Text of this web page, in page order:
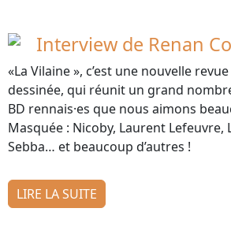
Interview de Renan
«La Vilaine », c’est une nouvelle
dessinée, qui réunit un grand nombre
BD rennais·es que nous aimons
Masquée : Nicoby, Laurent Lefeuvre,
Sebba… et beaucoup d’autres !
LIRE LA SUITE